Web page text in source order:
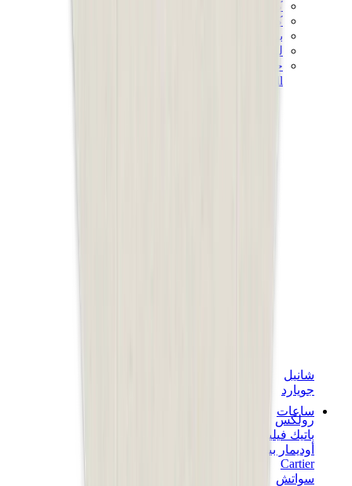
كيلي
كونستانس
بيكوتان
ليندي
حقائب هيرميس للرجال
View All
شانيل
جويارد
ساعات
رولكس
باتيك فيليب
أوديمار بيغيه
Cartier
سواتش